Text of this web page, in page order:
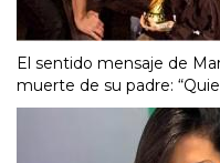
El sentido mensaje de
muerte de su padre: